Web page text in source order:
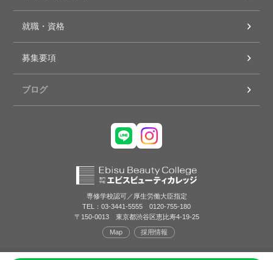
就職・資格
募集要項
ブログ
専修学校認可／厚生労働大臣指定
TEL：03-3441-5555 0120-755-180
〒150-0013 東京都渋谷区恵比寿4-19-25
Map 採用情報